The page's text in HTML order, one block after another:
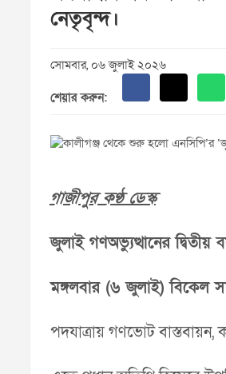
নেতৃবৃন্দ।
সোমবার, ০৬ জুলাই ২০২৬
শেয়ার করুন:
গাজীপুর কণ্ঠ ডেস্ক
জুলাই গণঅভ্যুত্থানের দ্বিতীয়
মঙ্গলবার (৬ জুলাই) বিকেল
পদযাত্রায় গণভোট বাস্তবায়ন,